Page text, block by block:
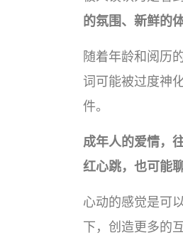
的氛围、新鲜的
随着年龄和阅历
词可能被过度神
件。
成年人的爱情，
红心跳，也可能
心动的感觉是可
下，创造更多的